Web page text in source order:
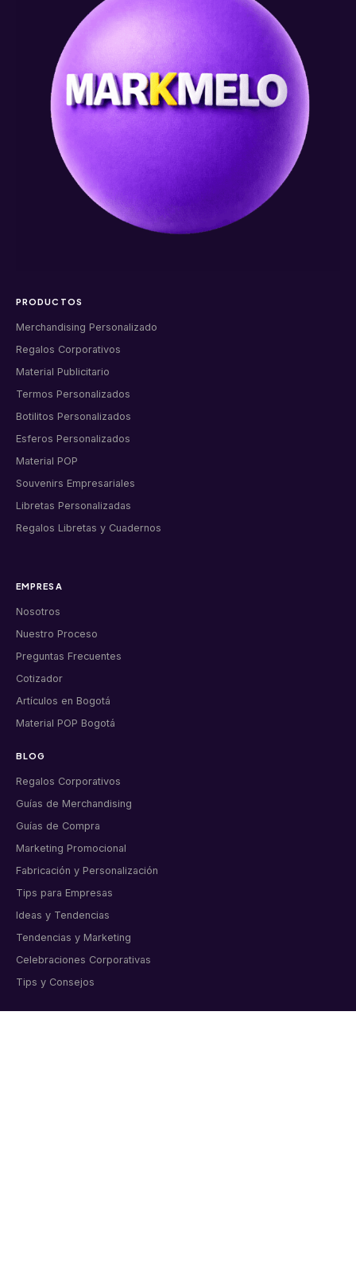
PRODUCTOS
Merchandising Personalizado
Regalos Corporativos
Material Publicitario
Termos Personalizados
Botilitos Personalizados
Esferos Personalizados
Material POP
Souvenirs Empresariales
Libretas Personalizadas
Regalos Libretas y Cuadernos
EMPRESA
Nosotros
Nuestro Proceso
Preguntas Frecuentes
Cotizador
Artículos en Bogotá
Material POP Bogotá
BLOG
Regalos Corporativos
Guías de Merchandising
Guías de Compra
Marketing Promocional
Fabricación y Personalización
Tips para Empresas
Ideas y Tendencias
Tendencias y Marketing
Celebraciones Corporativas
Tips y Consejos